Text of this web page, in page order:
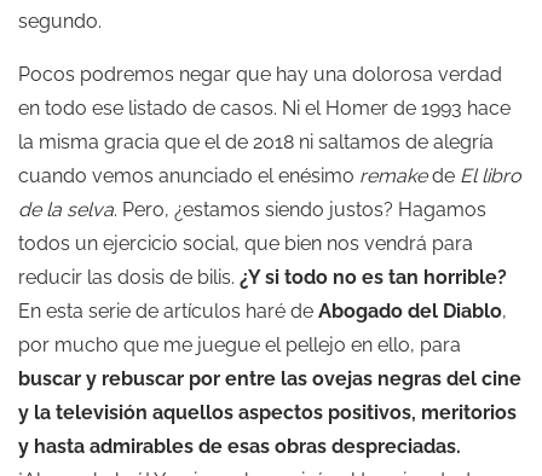
segundo.
Pocos podremos negar que hay una dolorosa verdad
en todo ese listado de casos. Ni el Homer de 1993 hace
la misma gracia que el de 2018 ni saltamos de alegría
cuando vemos anunciado el enésimo remakede El libro
de la selva. Pero, ¿estamos siendo justos? Hagamos
todos un ejercicio social, que bien nos vendrá para
reducir las dosis de bilis. ¿Y si todo no es tan horrible?
En esta serie de artículos haré de Abogado del Diablo,
por mucho que me juegue el pellejo en ello, para
buscar y rebuscar por entre las ovejas negras del cine
y la televisión aquellos aspectos positivos, meritorios
y hasta admirables de esas obras despreciadas.